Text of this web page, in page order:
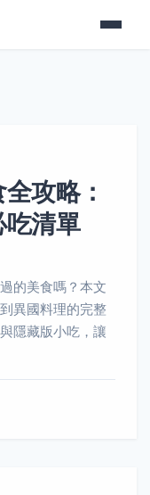
攻略：
清單
的美食嗎？本文
異國料理的完整
隱藏版小吃，讓